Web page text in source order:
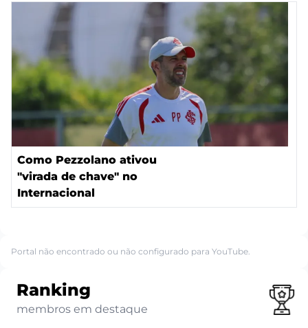
Como Pezzolano ativou
"virada de chave" no
Internacional
Portal não encontrado ou não configurado para YouTube.
Ranking
membros em destaque